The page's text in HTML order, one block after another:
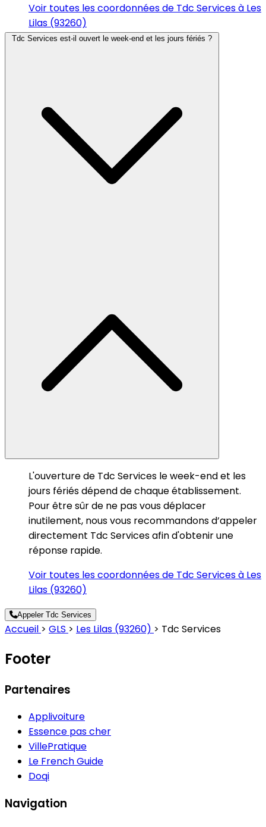
Voir toutes les coordonnées de Tdc Services à Les
Lilas (93260)
Tdc Services est-il ouvert le week-end et les jours fériés ?
L'ouverture de Tdc Services le week-end et les
jours fériés dépend de chaque établissement.
Pour être sûr de ne pas vous déplacer
inutilement, nous vous recommandons d’appeler
directement Tdc Services afin d'obtenir une
réponse rapide.
Voir toutes les coordonnées de Tdc Services à Les
Lilas (93260)
Appeler Tdc Services
Accueil > GLS > Les Lilas (93260) > Tdc Services
Footer
Partenaires
Applivoiture
Essence pas cher
VillePratique
Le French Guide
Doqi
Navigation